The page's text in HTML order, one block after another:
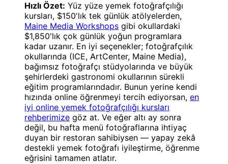
Hızlı Özet: Yüz yüze yemek fotoğrafçılığı
kursları, $150'lık tek günlük atölyelerden,
Maine Media Workshops gibi okullardaki
$1,850'lık çok günlük yoğun programlara
kadar uzanır. En iyi seçenekler; fotoğrafçılık
okullarında (ICE, ArtCenter, Maine Media),
bağımsız fotoğrafçı stüdyolarında ve büyük
şehirlerdeki gastronomi okullarının sürekli
eğitim programlarındadır. Bunun yerine kendi
hızında online öğrenmeyi tercih ediyorsan, en
iyi online yemek fotoğrafçılığı kursları
rehberimize göz at. Ve eğer altı ay sonra
değil, bu hafta menü fotoğraflarına ihtiyaç
duyan bir restoran sahibiysen — yapay zekâ
destekli yemek fotoğrafı iyileştirme, öğrenme
eğrisini tamamen atlatır.